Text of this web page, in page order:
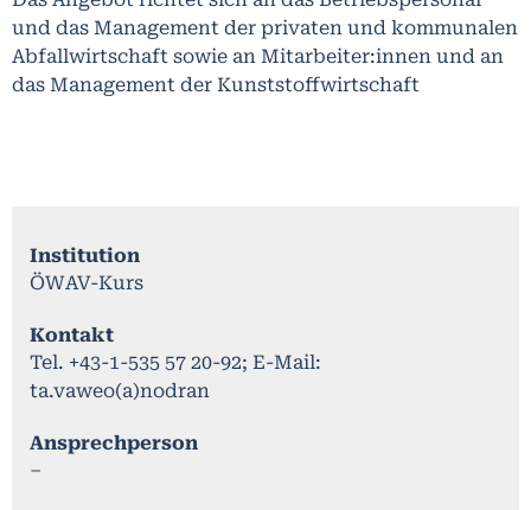
und das Management der privaten und kommunalen
Abfallwirtschaft sowie an Mitarbeiter:innen und an
das Management der Kunststoffwirtschaft
Institution
ÖWAV-Kurs
Kontakt
Tel. +43-1-535 57 20-92; E-Mail:
ta.vaweo(a)nodran
Ansprechperson
–